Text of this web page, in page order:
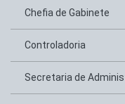
Chefia de Gabinete
Controladoria
Secretaria de